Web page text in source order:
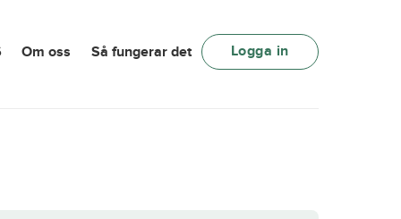
Om oss Så fungerar det Logga in